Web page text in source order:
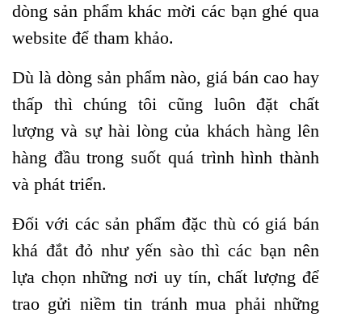
dòng sản phẩm khác mời các bạn ghé qua
website để tham khảo.
Dù là dòng sản phẩm nào, giá bán cao hay
thấp thì chúng tôi cũng luôn đặt chất
lượng và sự hài lòng của khách hàng lên
hàng đầu trong suốt quá trình hình thành
và phát triển.
Đối với các sản phẩm đặc thù có giá bán
khá đắt đỏ như yến sào thì các bạn nên
lựa chọn những nơi uy tín, chất lượng để
trao gửi niềm tin tránh mua phải những